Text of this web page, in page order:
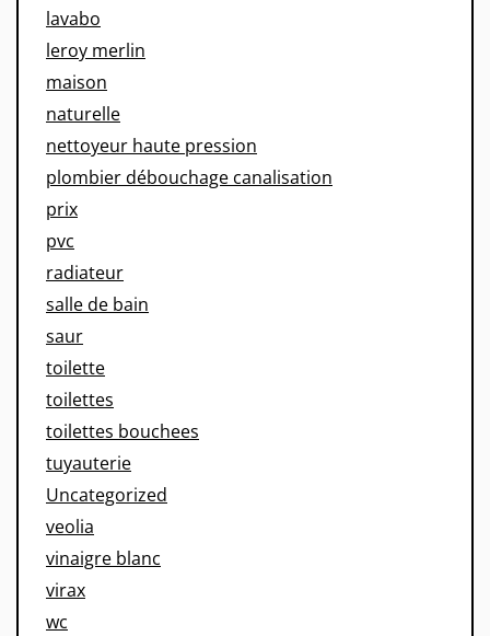
lavabo
leroy merlin
maison
naturelle
nettoyeur haute pression
plombier débouchage canalisation
prix
pvc
radiateur
salle de bain
saur
toilette
toilettes
toilettes bouchees
tuyauterie
Uncategorized
veolia
vinaigre blanc
virax
wc